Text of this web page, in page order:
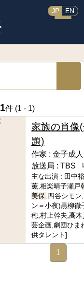
JP EN
1件 (1 - 1)
家族の肖像
題)
作家 : 金子成人
放送局 : TBS
主な出演 : 田中
薫,相楽晴子瀬戸
美保 ,四谷シモ
ン＝小夜)黒柳徹
穂,村上幹夫,高
芸企画,劇団ひま
供タレント]
1